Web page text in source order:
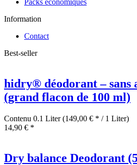
Packs économiques
Information
Contact
Best-seller
hidry® déodorant – sans
(grand flacon de 100 ml)
Contenu 0.1 Liter(149,00 € * / 1 Liter)
14,90 € *
Dry balance Deodorant